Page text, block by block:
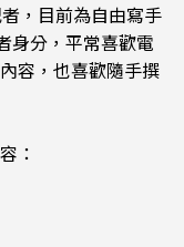
，目前為自由寫手
身分，平常喜歡電
容，也喜歡隨手撰
：